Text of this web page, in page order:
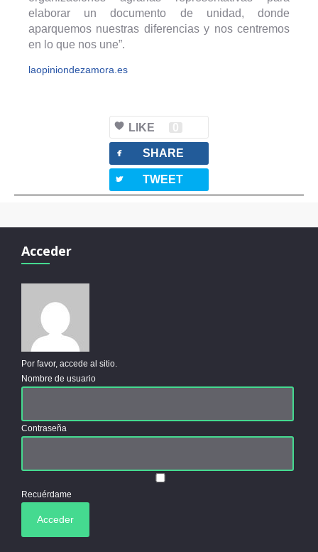
elaborar un documento de unidad, donde
aparquemos nuestras diferencias y nos centremos
en lo que nos une”.
laopiniondezamora.es
LIKE 0
facebook SHARE
twitterbird TWEET
Acceder
Por favor, accede al sitio.
Nombre de usuario
Contraseña
Recuérdame